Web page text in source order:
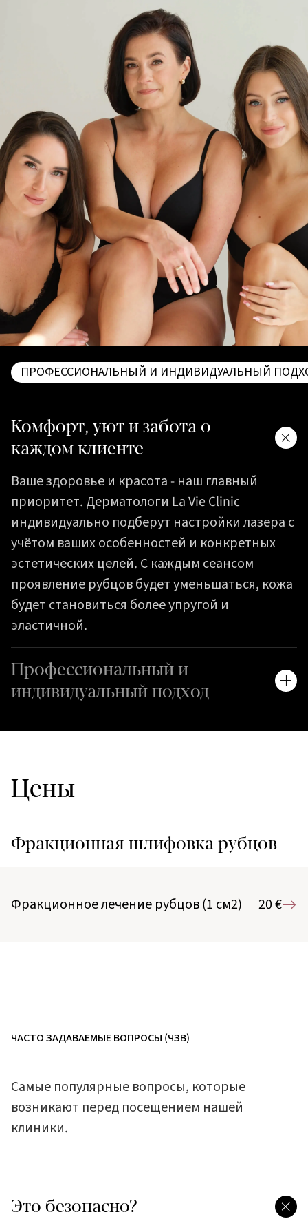
ПРОФЕССИОНАЛЬНЫЙ И ИНДИВИДУАЛЬНЫЙ
Комфорт, уют и забота о
каждом клиенте
Ваше здоровье и красота - наш главный
приоритет. Дерматологи La Vie Clinic
индивидуально подберут настройки лазера с
учётом ваших особенностей и конкретных
эстетических целей. С каждым сеансом
проявление рубцов будет уменьшаться, кожа
будет становиться более упругой и
эластичной.
Профессиональный и
индивидуальный подход
Цены
Фракционная шлифовка рубцов
Фракционное лечение рубцов (1 см2) 20 €
ЧАСТО ЗАДАВАЕМЫЕ ВОПРОСЫ (ЧЗВ)
Самые популярные вопросы, которые
возникают перед посещением нашей
клиники.
Это безопасно?